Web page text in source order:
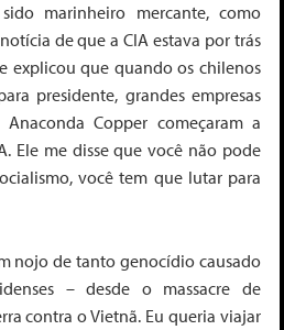
marinheiro mercante, como
de que a CIA estava por trás
explicou que quando os chilenos
presidente, grandes empresas
Copper começaram a
Ele me disse que você não pode
você tem que lutar para
nojo de tanto genocídio causado
– desde o massacre de
contra o Vietnã. Eu queria viajar